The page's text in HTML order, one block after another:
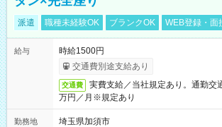
派遣 職種未経験OK ブランクOK WEB登録・面
給与
時給1500円
交通費別途支給あり
交通費
実費支給／当社規定あり。通勤交
万円／月※規定あり
勤務地
埼玉県加須市